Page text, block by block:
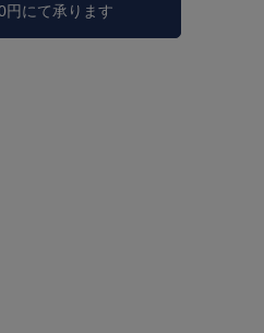
円にて承ります